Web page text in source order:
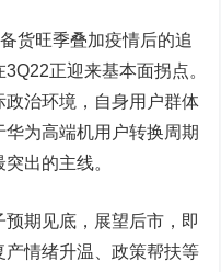
货旺季叠加疫情后的追
正迎来基本面拐点。
治环境，自身用户群体
为高端机用户转换周期
出的主线。
期见底，展望后市，即
情绪升温、政策帮扶等